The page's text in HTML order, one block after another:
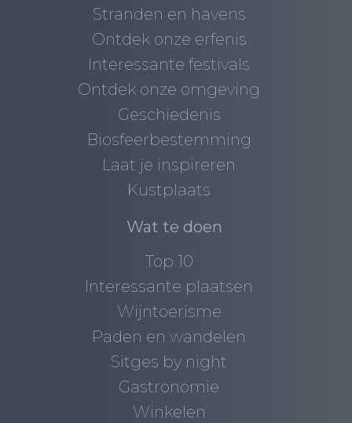
Stranden en havens
Ontdek onze erfenis
Interessante festivals
Ontdek onze omgeving
Geschiedenis
Biosfeerbestemming
Laat je inspireren
Kustplaats
Wat te doen
Top 10
Interessante plaatsen
Wijntoerisme
Paden en wandelen
Sitges by night
Gastronomie
Winkelen